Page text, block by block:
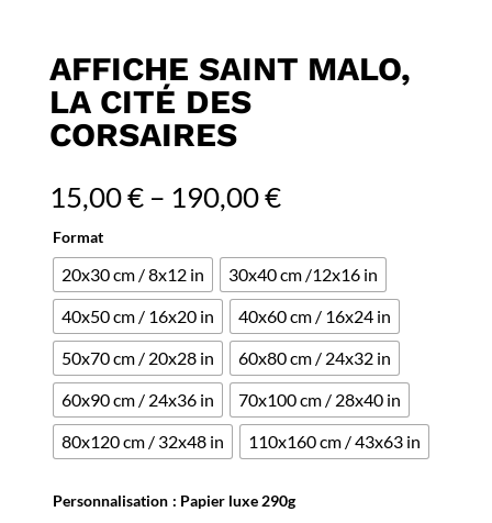
AFFICHE SAINT MALO,
LA CITÉ DES
CORSAIRES
15,00€– 190,00€
Format
20x30 cm / 8x12 in
30x40 cm /12x16 in
40x50 cm / 16x20 in
40x60 cm / 16x24 in
50x70 cm / 20x28 in
60x80 cm / 24x32 in
60x90 cm / 24x36 in
70x100 cm / 28x40 in
80x120 cm / 32x48 in
110x160 cm / 43x63 in
Personnalisation : Papier luxe 290g